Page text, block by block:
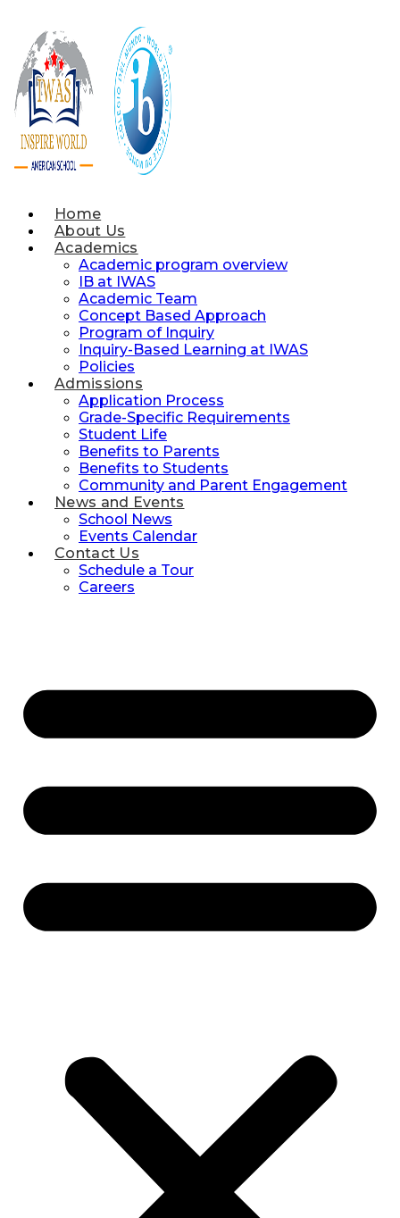
content
Home
About Us
Academics
Academic program overview
IB at IWAS
Academic Team
Concept Based Approach
Program of Inquiry
Inquiry-Based Learning at IWAS
Policies
Admissions
Application Process
Grade-Specific Requirements
Student Life
Benefits to Parents
Benefits to Students
Community and Parent Engagement
News and Events
School News
Events Calendar
Contact Us
Schedule a Tour
Careers